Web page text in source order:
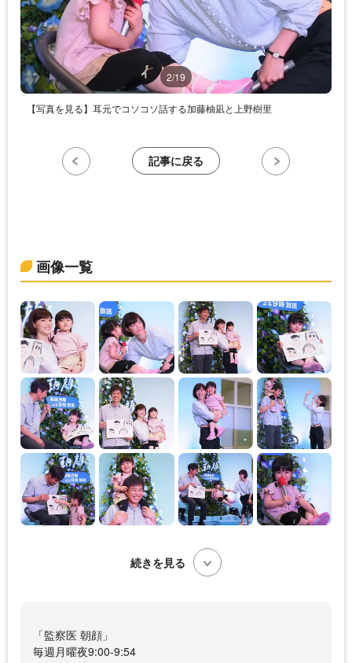
2/19
【写真を見る】耳元でコソコソ話する加藤柚凪と上野樹里
記事に戻る
画像一覧
続きを見る
「監察医 朝顔」
毎週月曜夜9:00-9:54